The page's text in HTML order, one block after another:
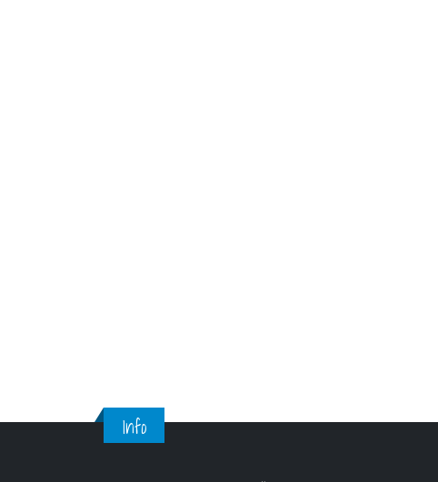
Info